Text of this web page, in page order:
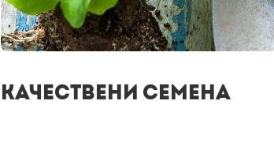
КАЧЕСТВЕНИ СЕМЕНА